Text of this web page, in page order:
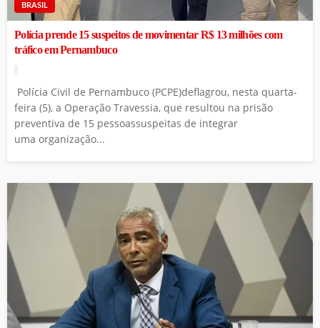
BRASIL
Polícia prende 15 suspeitos de movimentar R$ 13 milhões com
tráfico em Pernambuco
Polícia Civil de Pernambuco (PCPE)deflagrou, nesta quarta-
feira (5), a Operação Travessia, que resultou na prisão
preventiva de 15 pessoassuspeitas de integrar
uma organização...